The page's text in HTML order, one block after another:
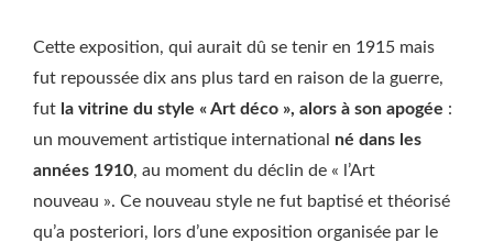
Cette exposition, qui aurait dû se tenir en 1915 mais
fut repoussée dix ans plus tard en raison de la guerre,
fut la vitrine du style « Art déco », alors à son apogée :
un mouvement artistique international né dans les
années 1910, au moment du déclin de « l’Art
nouveau ». Ce nouveau style ne fut baptisé et théorisé
qu’a posteriori, lors d’une exposition organisée par le